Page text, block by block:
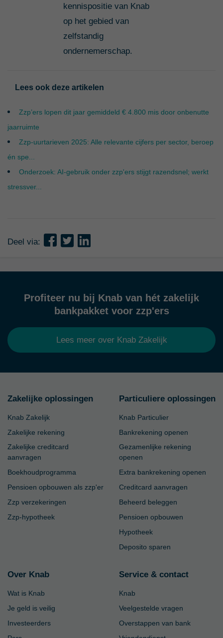
kennispositie van Knab
op het gebied van
zelfstandig
ondernemerschap.
Lees ook deze artikelen
Zzp’ers lopen dit jaar gemiddeld € 4.800 mis door onbenutte
jaarruimte
Zzp-uurtarieven 2025: Alle relevante cijfers per sector, beroep
én spe...
Onderzoek: AI-gebruik onder zzp'ers stijgt razendsnel; werkt
stressver...
Deel via:
Profiteer nu bij Knab van hét zakelijk
bankpakket voor zzp'ers
Lees meer over Knab Zakelijk
Zakelijke oplossingen
Knab Zakelijk
Zakelijke rekening
Zakelijke creditcard
aanvragen
Boekhoudprogramma
Pensioen opbouwen als zzp'er
Zzp verzekeringen
Zzp-hypotheek
Particuliere oplossingen
Knab Particulier
Bankrekening openen
Gezamenlijke rekening
openen
Extra bankrekening openen
Creditcard aanvragen
Beheerd beleggen
Pensioen opbouwen
Hypotheek
Deposito sparen
Over Knab
Wat is Knab
Je geld is veilig
Investeerders
Service & contact
Knab
Veelgestelde vragen
Overstappen van bank